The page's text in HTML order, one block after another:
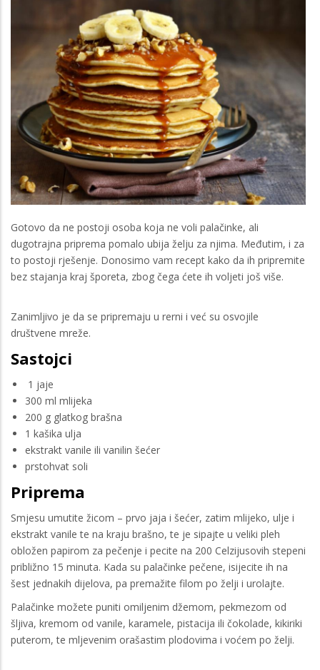
Gotovo da ne postoji osoba koja ne voli palačinke, ali
dugotrajna priprema pomalo ubija želju za njima. Međutim, i za
to postoji rješenje. Donosimo vam recept kako da ih pripremite
bez stajanja kraj šporeta, zbog čega ćete ih voljeti još više.
Zanimljivo je da se pripremaju u rerni i već su osvojile
društvene mreže.
Sastojci
1 jaje
300 ml mlijeka
200 g glatkog brašna
1 kašika ulja
ekstrakt vanile ili vanilin šećer
prstohvat soli
Priprema
Smjesu umutite žicom – prvo jaja i šećer, zatim mlijeko, ulje i
ekstrakt vanile te na kraju brašno, te je sipajte u veliki pleh
obložen papirom za pečenje i pecite na 200 Celzijusovih stepeni
približno 15 minuta. Kada su palačinke pečene, isijecite ih na
šest jednakih dijelova, pa premažite filom po želji i urolajte.
Palačinke možete puniti omiljenim džemom, pekmezom od
šljiva, kremom od vanile, karamele, pistacija ili čokolade, kikiriki
puterom, te mljevenim orašastim plodovima i voćem po želji.